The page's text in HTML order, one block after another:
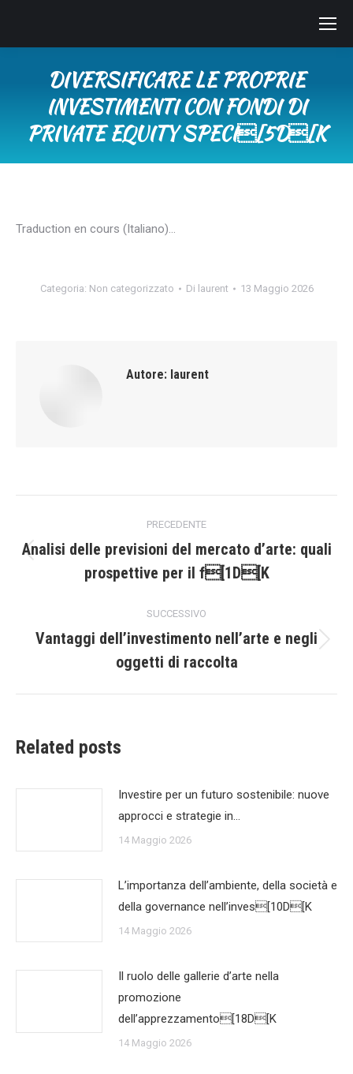
DIVERSIFICARE LE PROPRIE
INVESTIMENTI CON FONDI DI
PRIVATE EQUITY SPECI[5D[K
Traduction en cours (Italiano)…
Categoria: Non categorizzato Di laurent 13 Maggio 2026
Autore: laurent
tra
PRECEDENTE
precedente:
Analisi delle previsioni del mercato d’arte: quali
prospettive per il f[1D[K
SUCCESSIVO
post:
Vantaggi dell’investimento nell’arte e negli
oggetti di raccolta
Related posts
Investire per un futuro sostenibile: nuove
approcci e strategie in…
14 Maggio 2026
L’importanza dell’ambiente, della società e
della governance nell’inves[10D[K
14 Maggio 2026
Il ruolo delle gallerie d’arte nella
promozione
dell’apprezzamento[18D[K
14 Maggio 2026